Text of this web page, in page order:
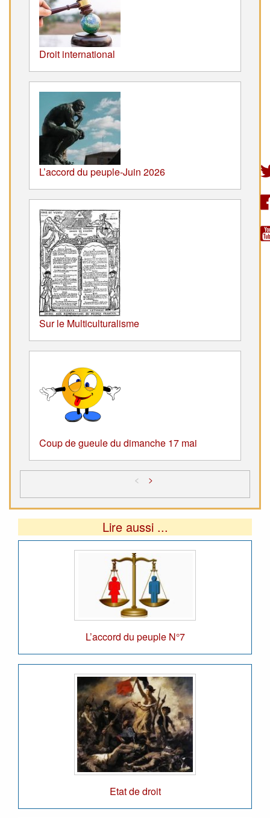
Droit international
L’accord du peuple-Juin 2026
Sur le Multiculturalisme
Coup de gueule du dimanche 17 mai
< >
Lire aussi ...
L’accord du peuple N°7
Etat de droit